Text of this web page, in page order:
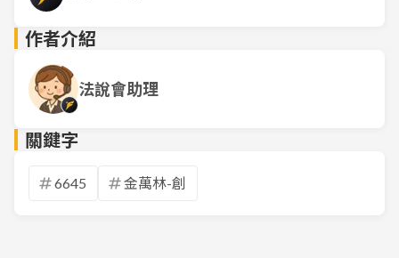
作者介紹
法說會助理
關鍵字
6645 金萬林-創